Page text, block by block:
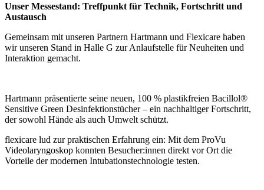
Unser Messestand: Treffpunkt für Technik, Fortschritt und
Austausch
Gemeinsam mit unseren Partnern Hartmann und Flexicare haben
wir unseren Stand in Halle G zur Anlaufstelle für Neuheiten und
Interaktion gemacht.
Hartmann präsentierte seine neuen, 100 % plastikfreien Bacillol®
Sensitive Green Desinfektionstücher – ein nachhaltiger Fortschritt,
der sowohl Hände als auch Umwelt schützt.
flexicare lud zur praktischen Erfahrung ein: Mit dem ProVu
Videolaryngoskop konnten Besucher:innen direkt vor Ort die
Vorteile der modernen Intubationstechnologie testen.